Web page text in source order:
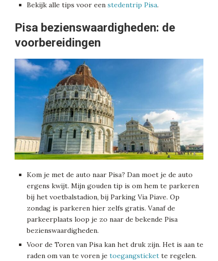
Bekijk alle tips voor een stedentrip Pisa.
Pisa bezienswaardigheden: de
voorbereidingen
Kom je met de auto naar Pisa? Dan moet je de auto
ergens kwijt. Mijn gouden tip is om hem te parkeren
bij het voetbalstadion, bij Parking Via Piave. Op
zondag is parkeren hier zelfs gratis. Vanaf de
parkeerplaats loop je zo naar de bekende Pisa
bezienswaardigheden.
Voor de Toren van Pisa kan het druk zijn. Het is aan te
raden om van te voren je toegangsticket te regelen.